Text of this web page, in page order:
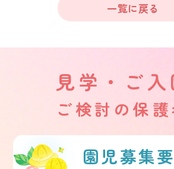
一覧に戻る
見学・ご入
ご検討の保
園児募集